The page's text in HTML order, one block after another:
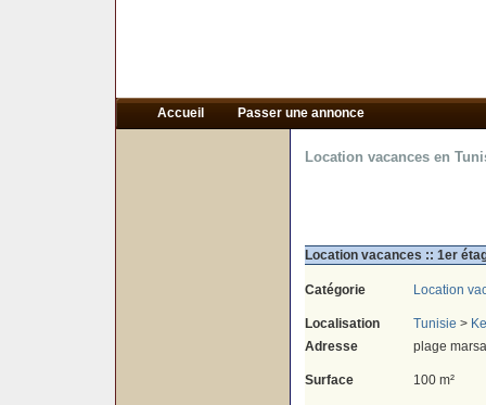
Accueil Passer une annonce
Location vacances en
Location vacances :: 1er
Catégorie Location
Localisation Tunisie >
Adresse
plage marsa
Surface 100 m²